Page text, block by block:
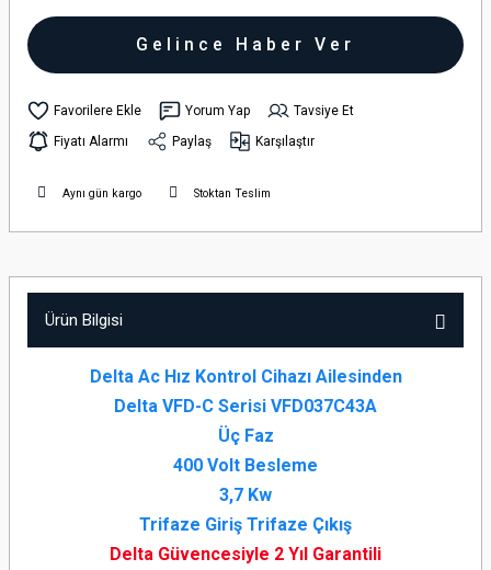
Gelince Haber Ver
Yorum Yap
Tavsiye Et
Fiyatı Alarmı
Paylaş Karşılaştır
Aynı gün kargo Stoktan Teslim
Ürün Bilgisi
Delta Ac Hız Kontrol Cihazı Ailesinden
Delta VFD-C Serisi VFD037C43A
Üç Faz
400 Volt Besleme
3,7 Kw
Trifaze Giriş Trifaze Çıkış
Delta Güvencesiyle 2 Yıl Garantili